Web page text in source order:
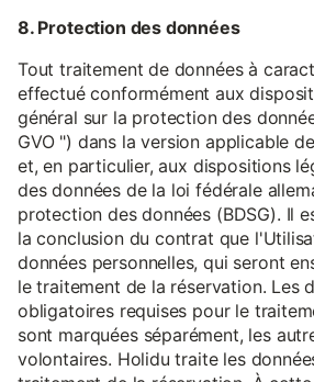
8. Protection des données
Tout traitement de données à
effectué conformément aux
général sur la protection des
GVO ") dans la version applicable
et, en particulier, aux dispositions
des données de la loi fédérale
protection des données (BDSG). Il
la conclusion du contrat que
données personnelles, qui seront
le traitement de la réservation. Les
obligatoires requises pour le
sont marquées séparément, les
volontaires. Holidu traite les